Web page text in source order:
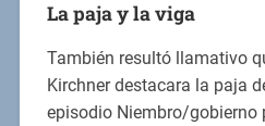
La paja y la viga
También resultó llamativo
Kirchner destacara la paja
episodio Niembro/gobierno